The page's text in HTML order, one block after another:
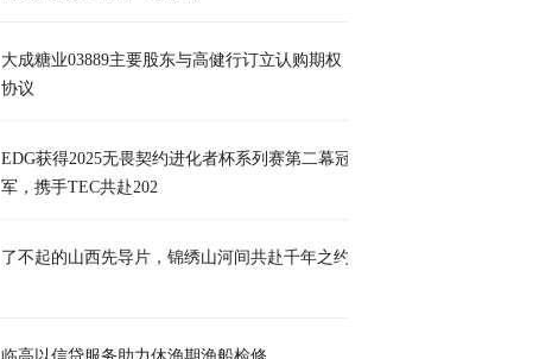
大成糖业03889主要股东与高健行订立认购期权
协议
EDG获得2025无畏契约进化者杯系列赛第二幕冠
军，携手TEC共赴202
了不起的山西先导片，锦绣山河间共赴千年之约